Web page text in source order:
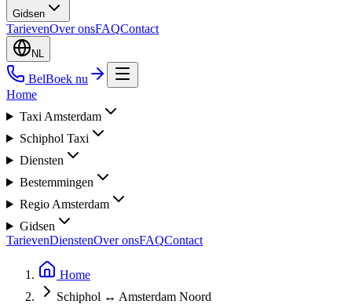
Gidsen
TarievenOver onsFAQContact
NL
BelBoek nu
Home
Taxi Amsterdam
Schiphol Taxi
Diensten
Bestemmingen
Regio Amsterdam
Gidsen
TarievenDienstenOver onsFAQContact
Home
Schiphol ↔ Amsterdam Noord